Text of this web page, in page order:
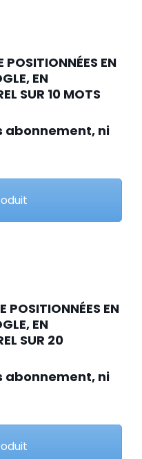
POSITIONNÉES EN
EN
SUR 10 MOTS
abonnement, ni
POSITIONNÉES EN
EN
SUR 20
abonnement, ni